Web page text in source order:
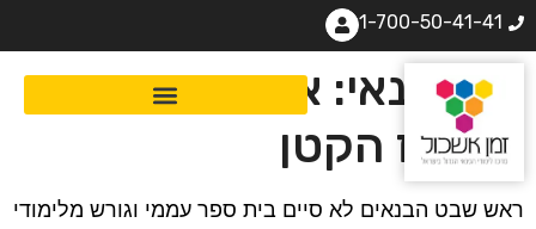
1-700-50-41-41
יוסי בנאי: אני סימון
ומואיז הקטן
ראש שבט הבנאים לא סיים בית ספר עממי וגורש מלימודי